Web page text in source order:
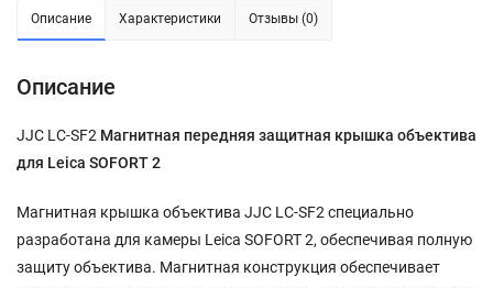
Описание Характеристики Отзывы (0)
Описание
JJC LC-SF2 Магнитная передняя защитная крышка объектива
для Leica SOFORT 2
Магнитная крышка объектива JJC LC-SF2 специально
разработана для камеры Leica SOFORT 2, обеспечивая полную
защиту объектива. Магнитная конструкция обеспечивает